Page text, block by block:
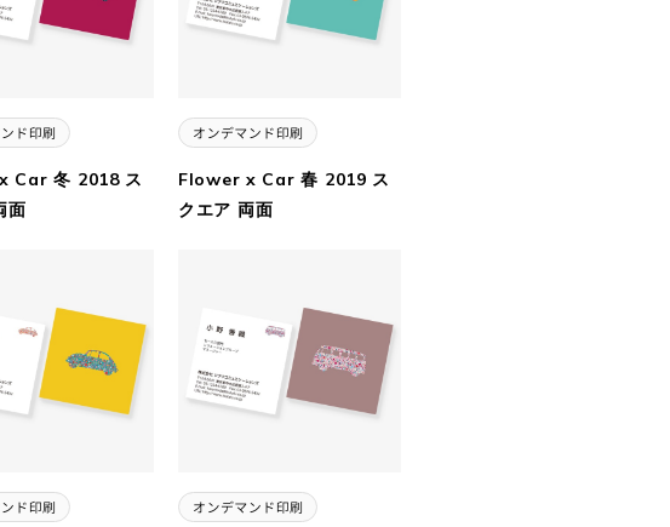
Car 冬 2018 ス
面
Flower x Car 春 2019 ス
クエア 両面